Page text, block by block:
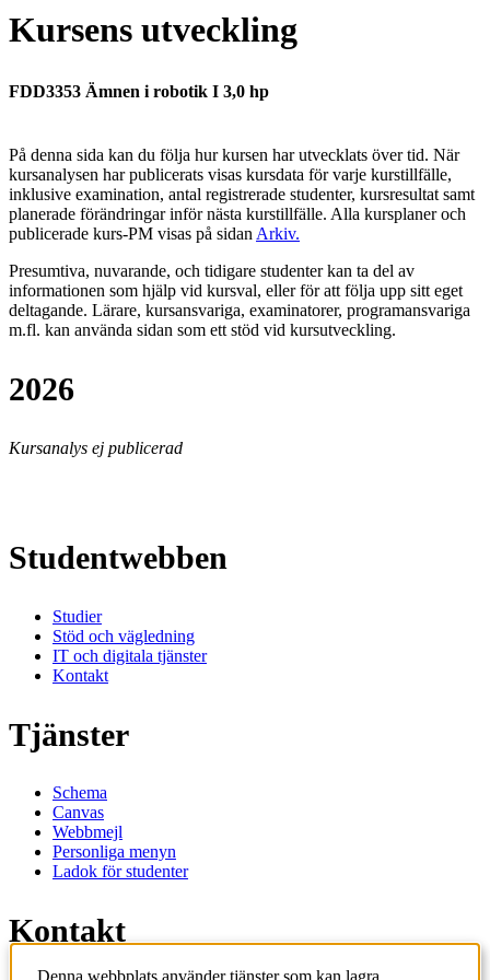
Kursens utveckling
FDD3353 Ämnen i robotik I 3,0 hp
På denna sida kan du följa hur kursen har utvecklats över tid. När
kursanalysen har publicerats visas kursdata för varje kurstillfälle,
inklusive examination, antal registrerade studenter, kursresultat samt
planerade förändringar inför nästa kurstillfälle. Alla kursplaner och
publicerade kurs-PM visas på sidan Arkiv.
Presumtiva, nuvarande, och tidigare studenter kan ta del av
informationen som hjälp vid kursval, eller för att följa upp sitt eget
deltagande. Lärare, kursansvariga, examinatorer, programansvariga
m.fl. kan använda sidan som ett stöd vid kursutveckling.
2026
Kursanalys ej publicerad
Studentwebben
Studier
Stöd och vägledning
IT och digitala tjänster
Kontakt
Tjänster
Schema
Canvas
Webbmejl
Personliga menyn
Ladok för studenter
Kontakt
Denna webbplats använder tjänster som kan lagra